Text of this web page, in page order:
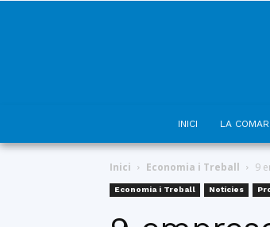
INICI LA
Inici Economia i Treball 9
Economia i Treball Notícies